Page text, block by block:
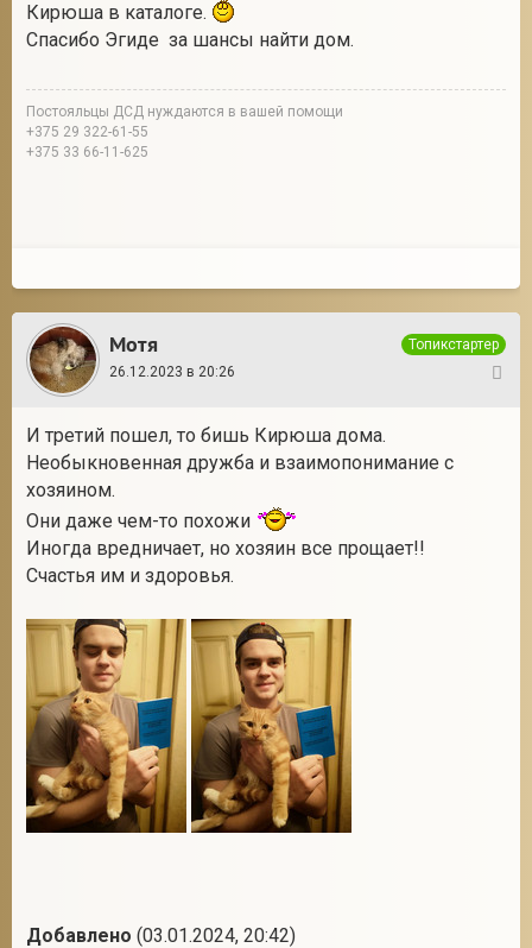
Кирюша в каталоге.
Спасибо Эгиде за шансы найти дом.
Постояльцы ДСД нуждаются в вашей помощи
+375 29 322-61-55
+375 33 66-11-625
Мотя
Топикстартер
26.12.2023 в 20:26
И третий пошел, то бишь Кирюша дома.
Необыкновенная дружба и взаимопонимание с
хозяином.
Они даже чем-то похожи
Иногда вредничает, но хозяин все прощает!!
Счастья им и здоровья.
Добавлено (03.01.2024, 20:42)